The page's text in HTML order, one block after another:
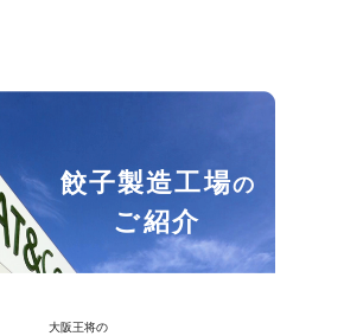
餃子製造工場の
ご紹介
大阪王将の